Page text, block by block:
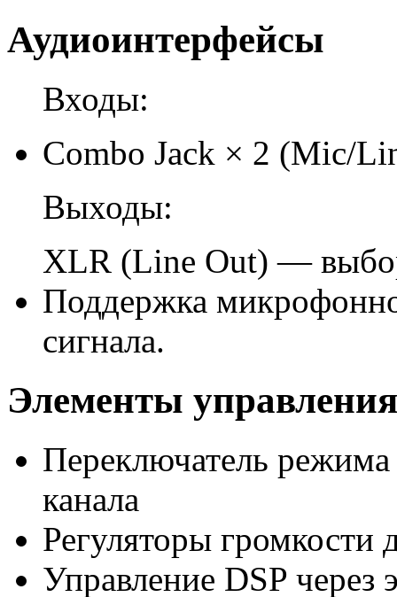
Аудиоинтерфейсы
Входы:
Combo Jack × 2 (Mic/
Выходы:
XLR (Line Out) —
Поддержка
сигнала.
Элементы
Переключатель
канала
Регуляторы
Управление DSP через